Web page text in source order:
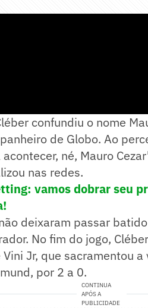
confundiu o nome
de Globo. Ao
né, Mauro
nas redes.
vamos dobrar seu
deixaram passar
No fim do jogo,
Jr, que sacramentou
por 2 a 0.
CONTINUA
APÓS A
PUBLICIDADE